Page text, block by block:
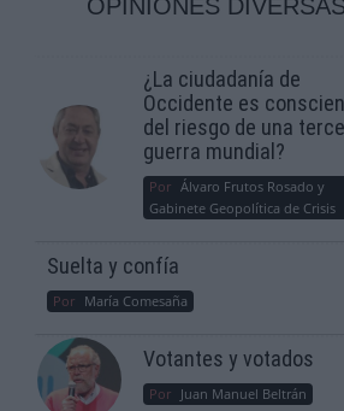
OPINIONES
¿La ciudadanía de
Occidente es
del riesgo de una
guerra mundial?
Por Álvaro Frutos Rosado y
Gabinete Geopolítica de Crisis
Suelta y confía
Por María Comesaña
Votantes y votados
Por Juan Manuel Beltrán